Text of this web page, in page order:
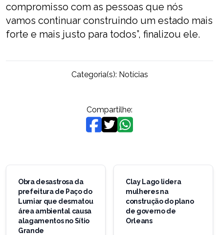
compromisso com as pessoas que nós
vamos continuar construindo um estado mais
forte e mais justo para todos”, finalizou ele.
Categoria(s): Notícias
Compartilhe:
Navegação
Post
Obra desastrosa da
prefeitura de Paço do
Lumiar que desmatou
área ambiental causa
alagamentos no Sítio
Grande
Clay Lago lidera
mulheres na
construção do plano
de governo de
Orleans